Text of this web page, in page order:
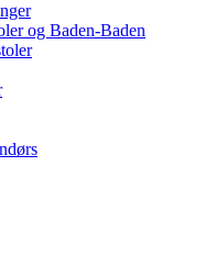
og Baden-Baden